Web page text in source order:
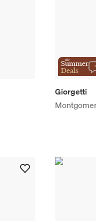
the
Summer
Deals
Giorgetti